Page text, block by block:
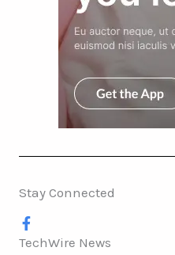
Stay Connected
TechWire News